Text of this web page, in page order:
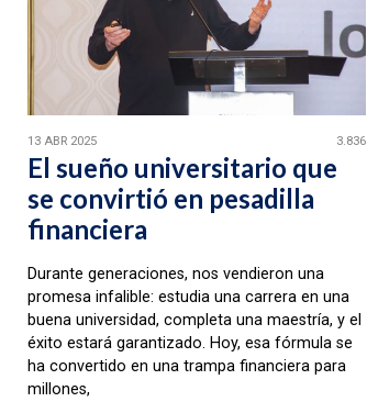
13 ABR 2025 3.836
El sueño universitario que
se convirtió en pesadilla
financiera
Durante generaciones, nos vendieron una
promesa infalible: estudia una carrera en una
buena universidad, completa una maestría, y el
éxito estará garantizado. Hoy, esa fórmula se
ha convertido en una trampa financiera para
millones,